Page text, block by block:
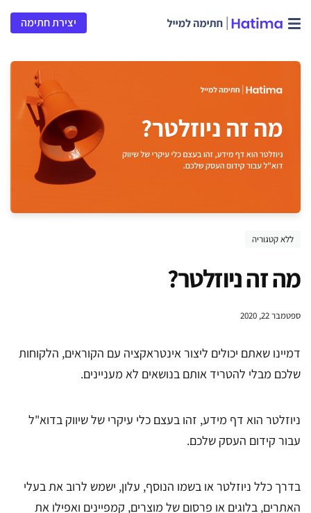
יצירת חתימה
ללא קטגוריה
מה זה ניוזלטר?
ספטמבר 22, 2020
דמיינו שאתם יכולים ליצור אינטראקציה עם הקוראים, הלקוחות
שלכם מבלי להטריד אותם בנושאים לא מעניינים.
ניוזלטר הוא דף מידע, זהו בעצם כלי עיקרי של שיווק בדוא"ל
עבור קידום העסק שלכם.
בדרך כלל ניוזלטר או בשמו הנוסף, עלון, ישמש לרוב את בעלי
האתרים, בלוגים או פרסום של מוצרים, קמפיינים ואפילו את